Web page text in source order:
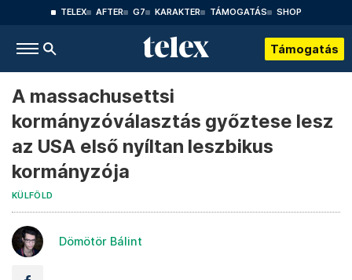
TELEX AFTER G7 KARAKTER TÁMOGATÁS SHOP
Támogatás
A massachusettsi
kormányzóválasztás győztese lesz
az USA első nyíltan leszbikus
kormányzója
KÜLFÖLD
Dömötör Bálint